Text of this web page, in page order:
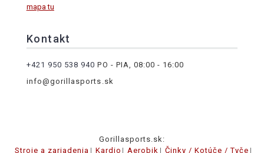
mapa tu
Kontakt
+421 950 538 940 PO - PIA, 08:00 - 16:00
info@gorillasports.sk
Gorillasports.sk:
Stroje a zariadenia
Kardio Aerobik Činky / Kotúče / Tyče